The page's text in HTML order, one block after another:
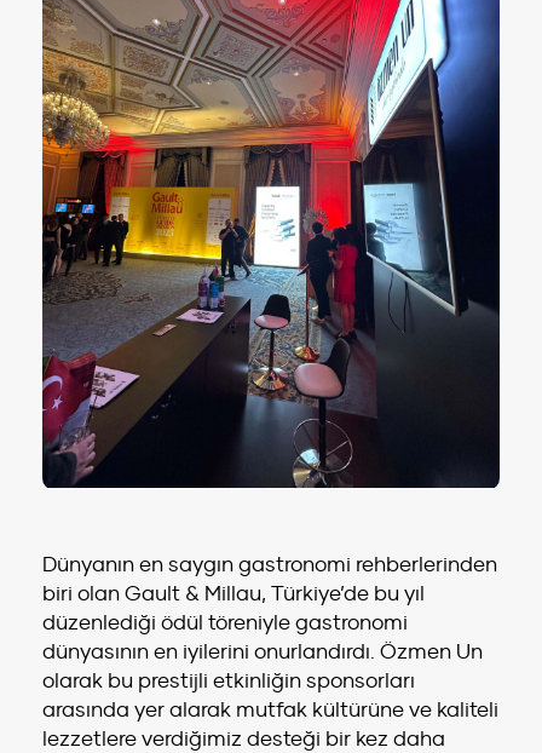
Dünyanın en saygın gastronomi rehberlerinden
biri olan Gault & Millau, Türkiye’de bu yıl
düzenlediği ödül töreniyle gastronomi
dünyasının en iyilerini onurlandırdı. Özmen Un
olarak bu prestijli etkinliğin sponsorları
arasında yer alarak mutfak kültürüne ve kaliteli
lezzetlere verdiğimiz desteği bir kez daha